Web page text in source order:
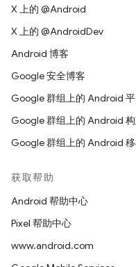
X 上的 @Android
X 上的 @AndroidDev
Android 博客
Google 安全博客
Google 群组上的 Android
Google 群组上的 Android
Google 群组上的 Android
获取帮助
Android 帮助中心
Pixel 帮助中心
www.android.com